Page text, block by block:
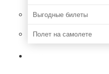
Выгодные билеты
Полет на самолете